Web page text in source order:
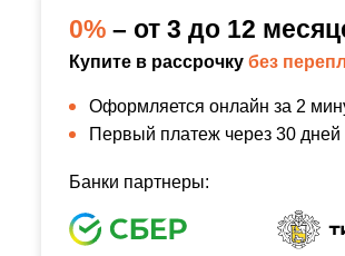
0% – от 3 до 12
Купите в рассрочку без
Оформляется онлайн за 2
Первый платеж через 30 дней
Банки партнеры: